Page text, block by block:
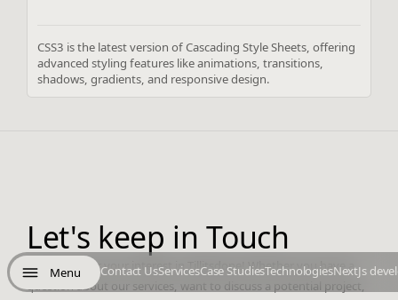
Menu Contact UsServicesCase StudiesTechnologiesNextJs
CSS3 is the latest version of Cascading Style Sheets, offering
advanced styling features like animations, transitions,
shadows, gradients, and responsive design.
Let's keep in Touch
Thank you for your interest in Tillitsdone! Whether you have a
question about our services, want to discuss a potential project,